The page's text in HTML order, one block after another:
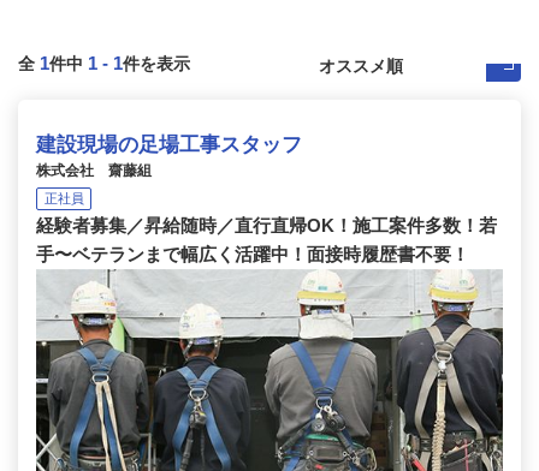
全 1件中 1 - 1件を表示
建設現場の足場工事スタッフ
株式会社 齋藤組
正社員
経験者募集／昇給随時／直行直帰OK！施工案件多数！若
手〜ベテランまで幅広く活躍中！面接時履歴書不要！